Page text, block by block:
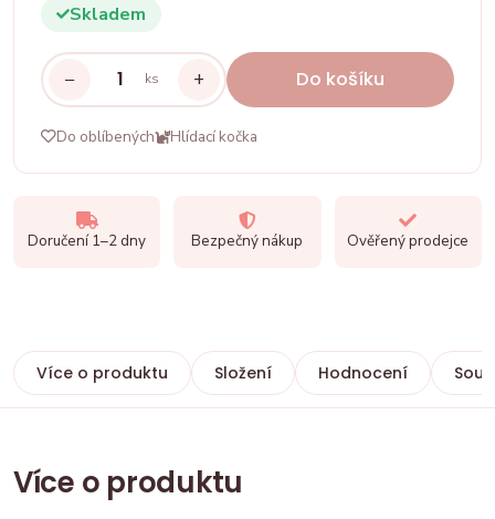
Skladem
− ks + Do košíku
Do oblíbených Hlídací kočka
Doručení 1–2 dny Bezpečný nákup Ověřený prodejce
Více o produktu Složení Hodnocení
Více o produktu